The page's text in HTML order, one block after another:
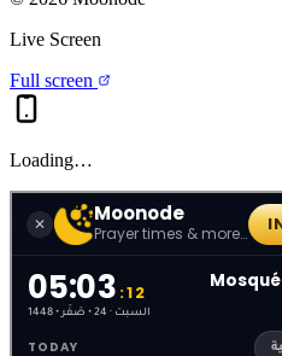
Live Screen
Full screen
Loading…